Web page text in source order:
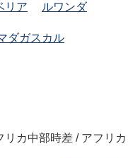
リア ルワンダ
ダガスカル
リカ中部時差 / アフリカ